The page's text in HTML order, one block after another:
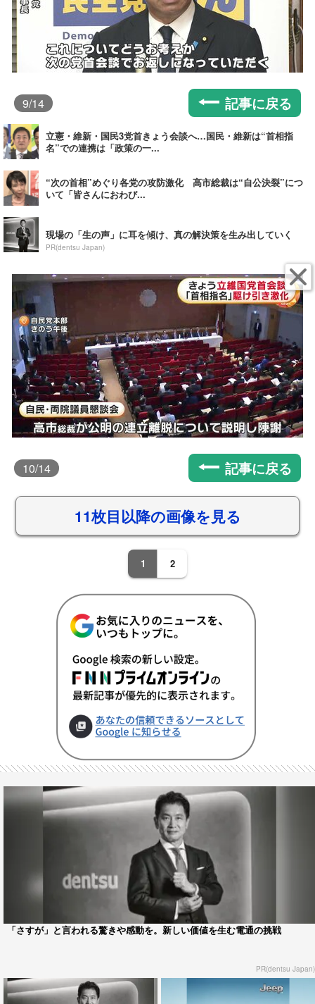
9/14 記事に戻る
立憲・維新・国民3党首きょう会談へ…国民・維新は“首相指
名”での連携は「政策の一...
“次の首相”めぐり各党の攻防激化 高市総裁は“自公決裂”につ
いて「皆さんにおわび...
現場の「生の声」に耳を傾け、真の解決策を生み出していく
PR(dentsu Japan)
10/14 記事に戻る
11枚目以降の画像を見る
1 2
「さすが」と言われる驚きや感動を。新しい価値を生む電通の挑戦
PR(dentsu Japan)